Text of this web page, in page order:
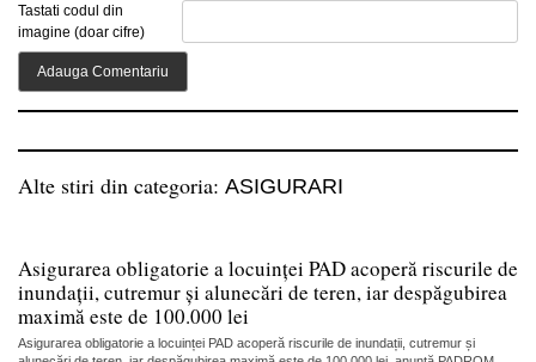
Tastati codul din
imagine (doar cifre)
Alte stiri din categoria: ASIGURARI
Asigurarea obligatorie a locuinței PAD acoperă riscurile de
inundații, cutremur și alunecări de teren, iar despăgubirea
maximă este de 100.000 lei
Asigurarea obligatorie a locuinței PAD acoperă riscurile de inundații, cutremur și